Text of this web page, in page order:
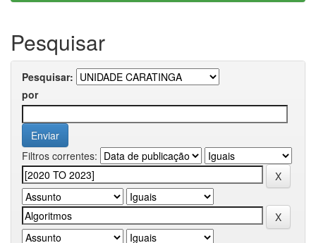
Pesquisar
Pesquisar:
por
Filtros correntes: